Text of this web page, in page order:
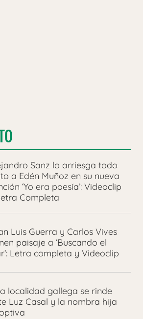
Sanz lo arriesga todo
a Edén Muñoz en su nueva
‘Yo era poesía’: Videoclip
Completa
Luis Guerra y Carlos Vives
paisaje a ‘Buscando el
Letra completa y Videoclip
localidad gallega se rinde
Luz Casal y la nombra hija